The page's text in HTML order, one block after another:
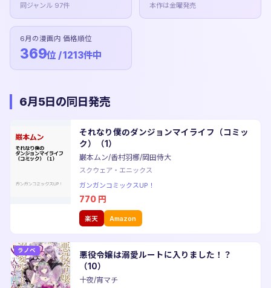
同ジャンル 97件 本作は金曜発売
6月の漫画内 価格順位
369位 / 1213件中
6月5日の同日発売
それなり僕のダンジョンマイライフ（コミッ
ク）（1）
巌本ムン/香村羽梛/岡田侍大
スクウェア・エニックス
ガンガンコミックスUP！
770 円
楽天 Amazon
ラノベ
悪役令嬢は溺愛ルートに入りました！？
（10）
十夜/宵マチ